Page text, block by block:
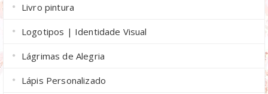
Livro pintura
Logotipos | Identidade Visual
Lágrimas de Alegria
Lápis Personalizado